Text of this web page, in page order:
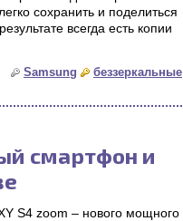
сохранить и поделиться
всегда есть копии
Samsung беззеркальные
смартфон и
S4 zoom – нового мощного